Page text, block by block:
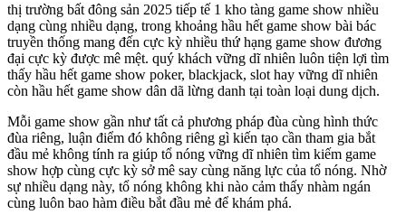
thị trường bất đông sản 2025 tiếp tế 1 kho tàng game show nhiều
dạng cùng nhiều dạng, trong khoảng hầu hết game show bài bác
truyền thống mang đến cực kỳ nhiều thứ hạng game show đương
đại cực kỳ được mê mệt. quý khách vững dĩ nhiên luôn tiện lợi tìm
thấy hầu hết game show poker, blackjack, slot hay vững dĩ nhiên
còn hầu hết game show dân dã lừng danh tại toàn loại dung dịch.
Mỗi game show gần như tất cả phương pháp đùa cùng hình thức
đùa riêng, luận điểm đó không riêng gì kiến tạo cần tham gia bắt
đầu mẻ không tính ra giúp tổ nóng vững dĩ nhiên tìm kiếm game
show hợp cùng cực kỳ sở mê say cùng năng lực của tổ nóng. Nhờ
sự nhiều dạng này, tổ nóng không khi nào cảm thấy nhàm ngán
cùng luôn bao hàm điều bắt đầu mẻ để khám phá.